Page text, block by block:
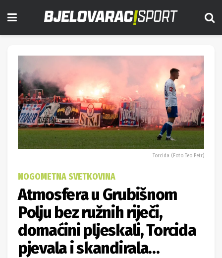
Torcida (Foto Teo Petr)
NOGOMETNA SVETKOVINA
Atmosfera u Grubišnom
Polju bez ružnih riječi,
domaćini pljeskali, Torcida
pjevala i skandirala…